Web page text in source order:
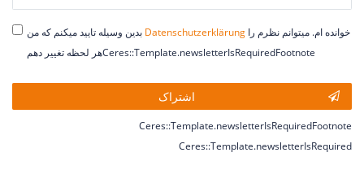
بدین وسیله تایید میکنم که من Daten­schutz­erklärungخوانده ام. میتوانم نظرم را
هر لحظه تغییر دهمCeres::Template.newsletterIsRequiredFootnote
اشتراک
Ceres::Template.newsletterIsRequiredFootnote
Ceres::Template.newsletterIsRequired